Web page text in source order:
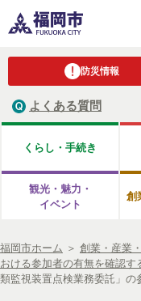
防災情報
よくある質問
くらし・手続き
観光・魅力・
イベント
創
福岡市ホーム ＞ 創業・産業
おける参加者の有無を確認す
類監視装置点検業務委託」の